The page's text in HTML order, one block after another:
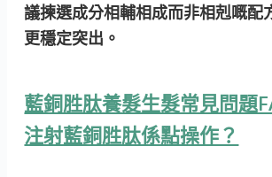
議揀選成分相輔相成而非相剋嘅配
更穩定突出。
藍銅胜肽養髮生髮常見問題
注射藍銅胜肽係點操作？